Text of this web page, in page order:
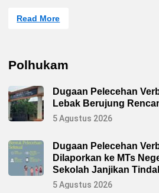
A
a
i
K
e
h
s
a
n
L
Read More
Polhukam
Dugaan Pelecehan
Lebak Berujung
5 Agustus 2026
Dugaan Pelecehan
Dilaporkan ke MTs
Sekolah Janjikan
5 Agustus 2026